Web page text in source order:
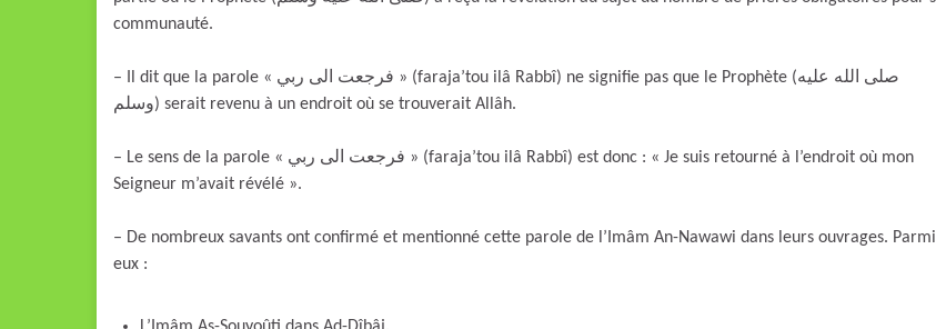
communauté.
– Il dit que la parole « فرجعت الى ربي » (faraja’tou ilâ Rabbî) ne signifie pas que le Prophète (صلى الله عليه
وسلم) serait revenu à un endroit où se trouverait Allâh.
– Le sens de la parole « فرجعت الى ربي » (faraja’tou ilâ Rabbî) est donc : « Je suis retourné à l’endroit où mon
Seigneur m’avait révélé ».
– De nombreux savants ont confirmé et mentionné cette parole de l’Imâm An-Nawawi dans leurs ouvrages. Parmi
eux :